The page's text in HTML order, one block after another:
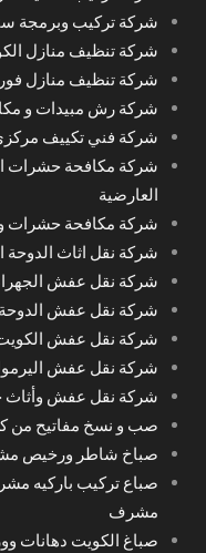
شركة تركيب وبرمجة
شركة تنظيف منازل
شركة تنظيف منازل
شركة رش مبيدات و
شركة فني تكييف
شركة مكافحة حشرات
العارضية
شركة مكافحة حشرات
شركة نقل اثاث
شركة نقل عفش
شركة نقل عفش الدوحة
شركة نقل عفش
شركة نقل عفش
شركة نقل عفش وأثاث
صب و نسخ مفاتيح من كل
صباخ شاطر ورخيص
صباع تركيب باركيه
مشرف
صباغ الكويت دهانات